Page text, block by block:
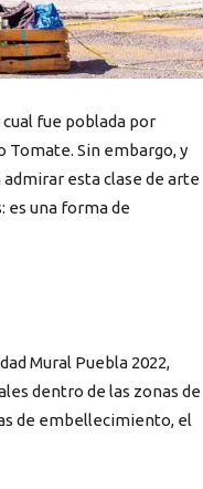
fue poblada por
Tomate. Sin embargo, y
admirar esta clase de arte
es una forma de
Mural Puebla 2022,
dentro de las zonas de
de embellecimiento, el